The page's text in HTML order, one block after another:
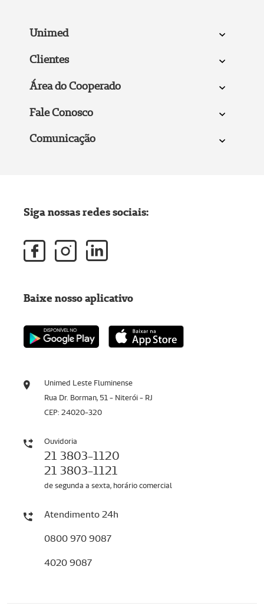
Unimed
Clientes
Área do Cooperado
Fale Conosco
Comunicação
Unimed Leste Fluminense
Rua Dr. Borman, 51 - Niterói - RJ
CEP: 24020-320
Ouvidoria
21 3803-1120
21 3803-1121
de segunda a sexta, horário comercial
Atendimento 24h
0800 970 9087
4020 9087
Siga nossas redes sociais:
Baixe nosso aplicativo